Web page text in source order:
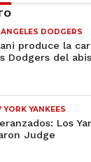
DODGERS
produce la
Dodgers del
YORK YANKEES
Los
Judge